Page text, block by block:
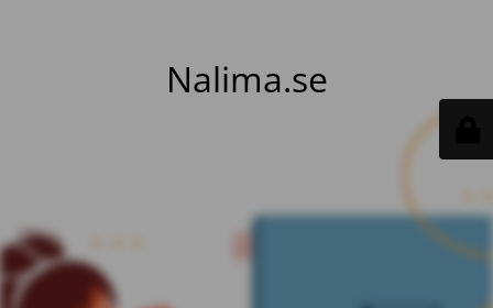
Nalima.se